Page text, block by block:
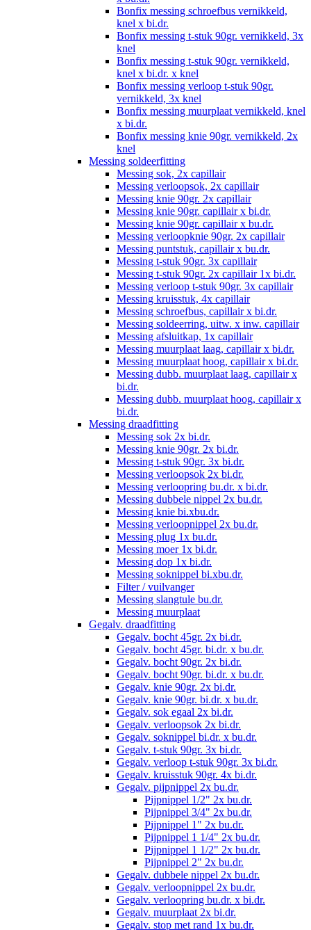
Bonfix messing schroefbus vernikkeld,
knel x bi.dr.
Bonfix messing t-stuk 90gr. vernikkeld, 3x
knel
Bonfix messing t-stuk 90gr. vernikkeld,
knel x bi.dr. x knel
Bonfix messing verloop t-stuk 90gr.
vernikkeld, 3x knel
Bonfix messing muurplaat vernikkeld, knel
x bi.dr.
Bonfix messing knie 90gr. vernikkeld, 2x
knel
Messing soldeerfitting
Messing sok, 2x capillair
Messing verloopsok, 2x capillair
Messing knie 90gr. 2x capillair
Messing knie 90gr. capillair x bi.dr.
Messing knie 90gr. capillair x bu.dr.
Messing verloopknie 90gr. 2x capillair
Messing puntstuk, capillair x bu.dr.
Messing t-stuk 90gr. 3x capillair
Messing t-stuk 90gr. 2x capillair 1x bi.dr.
Messing verloop t-stuk 90gr. 3x capillair
Messing kruisstuk, 4x capillair
Messing schroefbus, capillair x bi.dr.
Messing soldeerring, uitw. x inw. capillair
Messing afsluitkap, 1x capillair
Messing muurplaat laag, capillair x bi.dr.
Messing muurplaat hoog, capillair x bi.dr.
Messing dubb. muurplaat laag, capillair x
bi.dr.
Messing dubb. muurplaat hoog, capillair x
bi.dr.
Messing draadfitting
Messing sok 2x bi.dr.
Messing knie 90gr. 2x bi.dr.
Messing t-stuk 90gr. 3x bi.dr.
Messing verloopsok 2x bi.dr.
Messing verloopring bu.dr. x bi.dr.
Messing dubbele nippel 2x bu.dr.
Messing knie bi.xbu.dr.
Messing verloopnippel 2x bu.dr.
Messing plug 1x bu.dr.
Messing moer 1x bi.dr.
Messing dop 1x bi.dr.
Messing soknippel bi.xbu.dr.
Filter / vuilvanger
Messing slangtule bu.dr.
Messing muurplaat
Gegalv. draadfitting
Gegalv. bocht 45gr. 2x bi.dr.
Gegalv. bocht 45gr. bi.dr. x bu.dr.
Gegalv. bocht 90gr. 2x bi.dr.
Gegalv. bocht 90gr. bi.dr. x bu.dr.
Gegalv. knie 90gr. 2x bi.dr.
Gegalv. knie 90gr. bi.dr. x bu.dr.
Gegalv. sok egaal 2x bi.dr.
Gegalv. verloopsok 2x bi.dr.
Gegalv. soknippel bi.dr. x bu.dr.
Gegalv. t-stuk 90gr. 3x bi.dr.
Gegalv. verloop t-stuk 90gr. 3x bi.dr.
Gegalv. kruisstuk 90gr. 4x bi.dr.
Gegalv. pijpnippel 2x bu.dr.
Pijpnippel 1/2" 2x bu.dr.
Pijpnippel 3/4" 2x bu.dr.
Pijpnippel 1" 2x bu.dr.
Pijpnippel 1 1/4" 2x bu.dr.
Pijpnippel 1 1/2" 2x bu.dr.
Pijpnippel 2" 2x bu.dr.
Gegalv. dubbele nippel 2x bu.dr.
Gegalv. verloopnippel 2x bu.dr.
Gegalv. verloopring bu.dr. x bi.dr.
Gegalv. muurplaat 2x bi.dr.
Gegalv. stop met rand 1x bu.dr.